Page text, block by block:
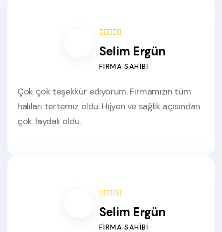
Selim Ergün
FIRMA SAHIBI
Çok çok teşekkür ediyorum. Firmamızın tüm
halıları tertemiz oldu. Hijyen ve sağlık açısından
çok faydalı oldu.
Selim Ergün
FIRMA SAHIBI